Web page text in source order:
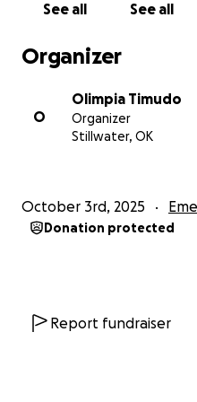
¡Gracias por darle a
See all See all
Organizer
O
Olimpia Timudo
Organizer
Stillwater, OK
October 3rd, 2025
Donation protected
Report fundraiser